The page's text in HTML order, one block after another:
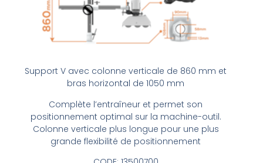
Support V avec colonne verticale de 860 mm et
bras horizontal de 1050 mm
Complète l’entraîneur et permet son
positionnement optimal sur la machine-outil.
Colonne verticale plus longue pour une plus
grande flexibilité de positionnement